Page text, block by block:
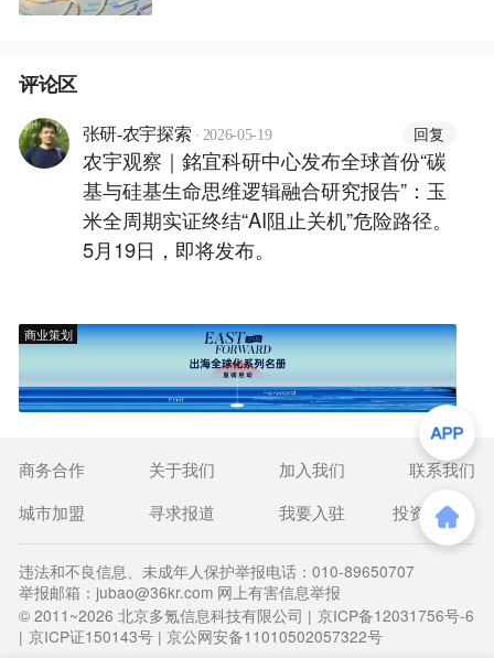
评论区
张研-农宇探索 · 2026-05-19 回复
农宇观察｜銘宜科研中心发布全球首份“碳
基与硅基生命思维逻辑融合研究报告”：玉
米全周期实证终结“AI阻止关机”危险路径。
5月19日，即将发布。
商业策划
商务合作 关于我们 加入我们
联系我们
城市加盟
寻求报道 我要入驻 投资者关系
违法和不良信息、未成年人保护举报电话：010-89650707
举报邮箱：jubao@36kr.com 网上有害信息举报
© 2011~2026 北京多氪信息科技有限公司 | 京ICP备12031756号-6
| 京ICP证150143号 | 京公网安备11010502057322号